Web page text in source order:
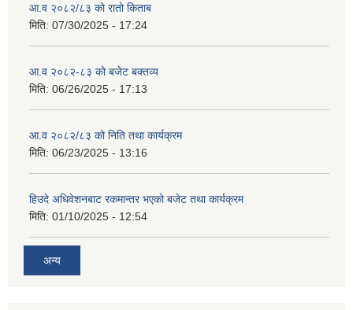
आ.व २०८२/८३ को रातो किताब
मिति: 07/30/2025 - 17:24
आ.व २०८२-८३ को बजेट बक्तव्य
मिति: 06/26/2025 - 17:13
आ.व २०८२/८३ को निति तथा कार्यक्रम
मिति: 06/23/2025 - 13:16
हिउदे अधिवेशनबाट रकमान्तर भएको बजेट तथा कार्यक्रम
मिति: 01/10/2025 - 12:54
अन्य